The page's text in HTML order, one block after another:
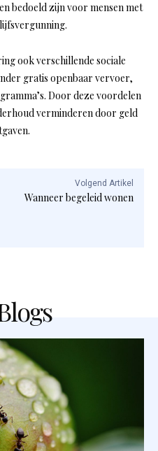
bedoeld zijn voor mensen met
ook verschillende sociale
gratis openbaar vervoer,
Door deze voordelen
verminderen door geld
Volgend Artikel
Wanneer begeleid wonen